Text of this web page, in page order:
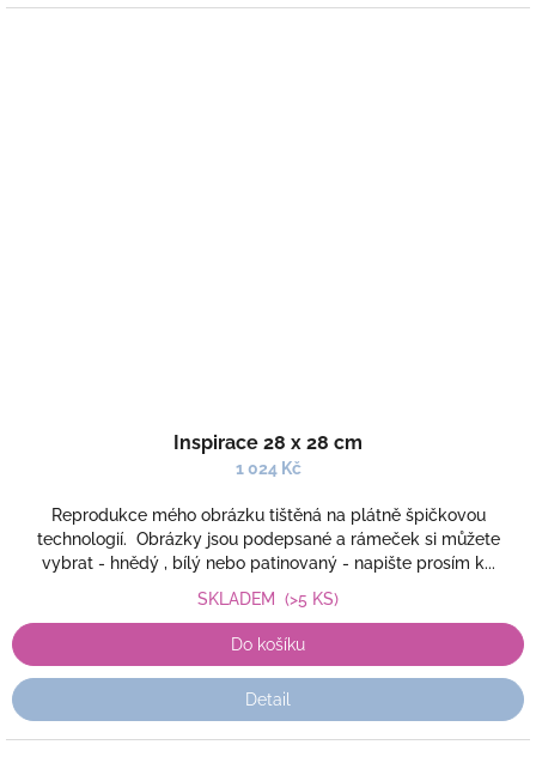
Inspirace 28 x 28 cm
1 024 Kč
Reprodukce mého obrázku tištěná na plátně špičkovou
technologií. Obrázky jsou podepsané a rámeček si můžete
vybrat - hnědý , bílý nebo patinovaný - napište prosím k...
SKLADEM (>5 KS)
Do košíku
Detail